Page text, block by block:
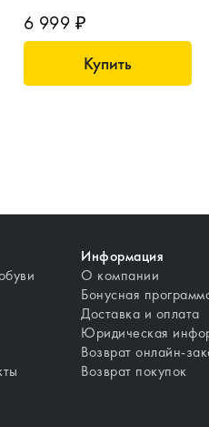
6 999 ₽
Купить
Информация
О компании
Бонусная
Доставка и оплата
Юридическая
Возврат онлайн-
Возврат покупок